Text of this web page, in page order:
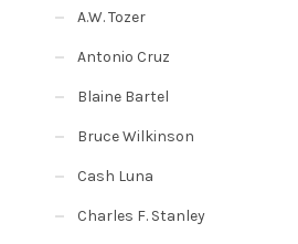
A.W. Tozer
Antonio Cruz
Blaine Bartel
Bruce Wilkinson
Cash Luna
Charles F. Stanley